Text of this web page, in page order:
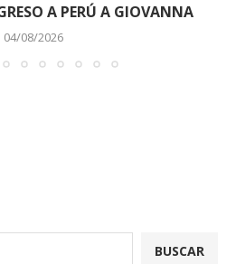
A PERÚ A GIOVANNA
04/08/2026
BUSCAR